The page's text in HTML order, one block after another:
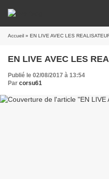
Accueil » EN LIVE AVEC LES
EN LIVE AVEC LES
Publié le 02/08/2017 à 13:54
Par corsu61